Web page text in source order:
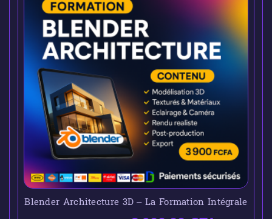
Blender Architecture 3D – La Formation Intégrale